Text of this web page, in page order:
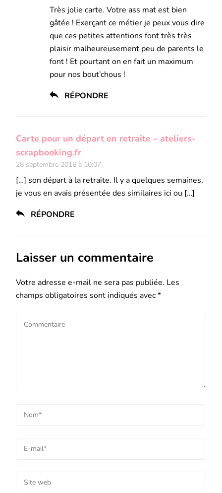
Très jolie carte. Votre ass mat est bien
gâtée ! Exerçant ce métier je peux vous dire
que ces petites attentions font très très
plaisir malheureusement peu de parents le
font ! Et pourtant on en fait un maximum
pour nos bout’chous !
RÉPONDRE
Carte pour un départ en retraite – ateliers-
scrapbooking.fr
28 septembre 2016 à 10:07
[…] son départ à la retraite. Il y a quelques semaines,
je vous en avais présentée des similaires ici ou […]
RÉPONDRE
Laisser un commentaire
Votre adresse e-mail ne sera pas publiée. Les
champs obligatoires sont indiqués avec*